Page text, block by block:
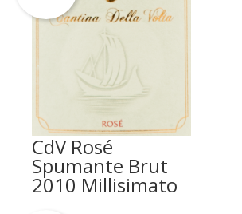
CdV Rosé
Spumante Brut
2010 Millisimato